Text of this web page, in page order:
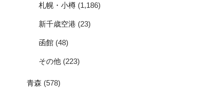
札幌・小樽 (1,186)
新千歳空港 (23)
函館 (48)
その他 (223)
青森 (578)